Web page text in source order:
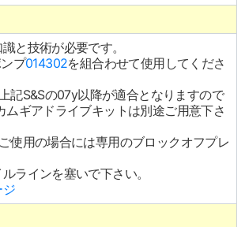
と技術が必要です。
プ014302を組合わせて使用してくださ
記S&Sの07y以降が適合となりますので
ムギアドライブキットは別途ご用意下さ
使用の場合には専用のブロックオフプレ
ラインを塞いで下さい。
ジ